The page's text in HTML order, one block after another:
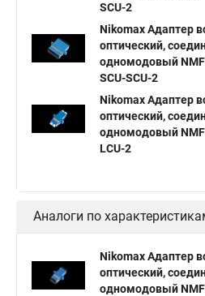
SCU-2
Nikomax Адаптер
оптический,
одномодовый
SCU-SCU-2
Nikomax Адаптер
оптический,
одномодовый
LCU-2
Аналоги по
Nikomax Адаптер
оптический,
одномодовый